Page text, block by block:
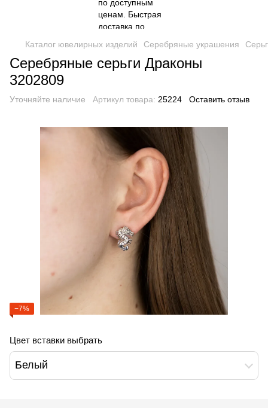
Каталог ювелирных изделий Серебряные украшения
Серебряные серьги Драконы
3202809
Уточняйте наличие Артикул товара: 25224 Оставить отзыв
−7%
Цвет вставки выбрать
Белый